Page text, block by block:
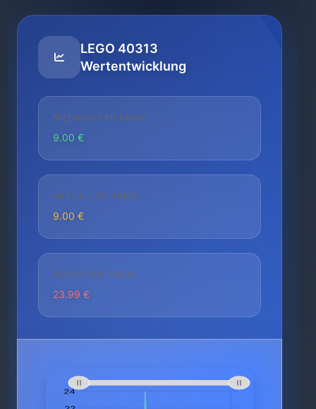
LEGO 40313
Wertentwicklung
NIEDRIGSTER PREIS
9.00 €
AKTUELLER PREIS
9.00 €
HÖCHSTER PREIS
23.99 €